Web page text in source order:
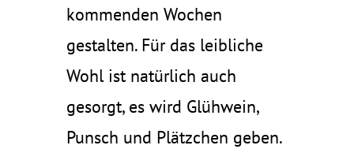
kommenden Wochen
gestalten. Für das leibliche
Wohl ist natürlich auch
gesorgt, es wird Glühwein,
Punsch und Plätzchen geben.